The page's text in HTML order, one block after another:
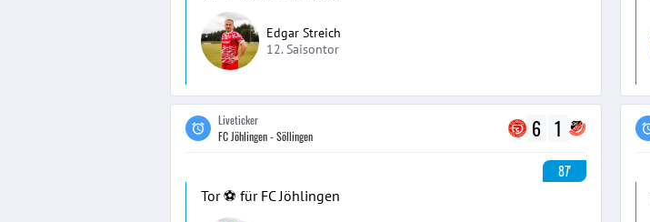
Edgar Streich
12. Saisontor
Liveticker
FC Jöhlingen - Söllingen
6 1
87'
Tor ⚽️ für FC Jöhlingen